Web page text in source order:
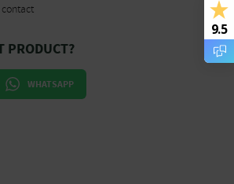
contact
PRODUCT?
WHATSAPP
9.5